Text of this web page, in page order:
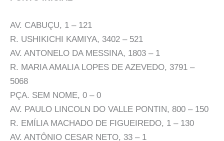
AV. CABUÇU, 1 – 121
R. USHIKICHI KAMIYA, 3402 – 521
AV. ANTONELO DA MESSINA, 1803 – 1
R. MARIA AMALIA LOPES DE AZEVEDO, 3791 –
5068
PÇA. SEM NOME, 0 – 0
AV. PAULO LINCOLN DO VALLE PONTIN, 800 – 150
R. EMÍLIA MACHADO DE FIGUEIREDO, 1 – 130
AV. ANTÔNIO CESAR NETO, 33 – 1